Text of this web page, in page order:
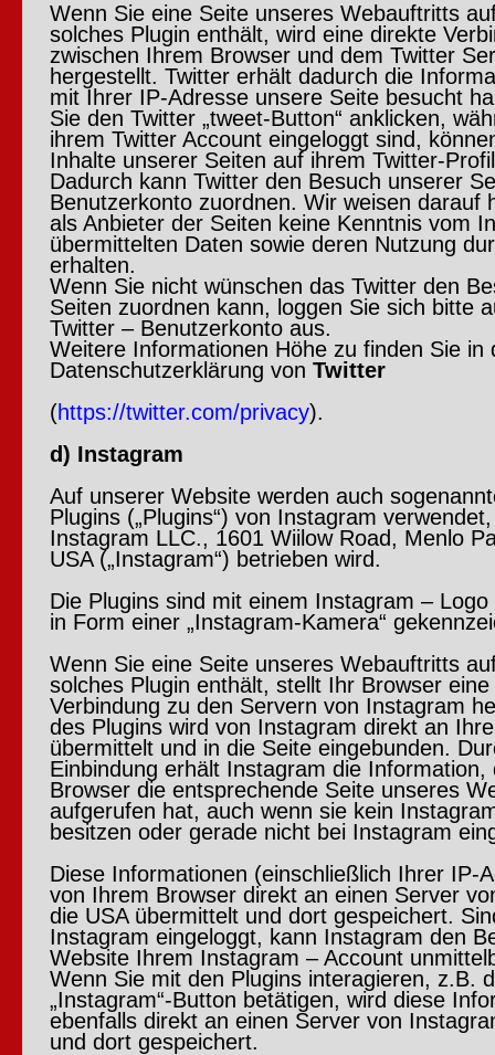
Wenn Sie eine Seite unseres Webauftritts
solches Plugin enthält, wird eine direkte
zwischen Ihrem Browser und dem Twitter
hergestellt. Twitter erhält dadurch die
mit Ihrer IP-Adresse unsere Seite besucht
Sie den Twitter „tweet-Button“ anklicken,
ihrem Twitter Account eingeloggt sind,
Inhalte unserer Seiten auf ihrem Twitter-
Dadurch kann Twitter den Besuch unserer
Benutzerkonto zuordnen. Wir weisen darauf
als Anbieter der Seiten keine Kenntnis vom
übermittelten Daten sowie deren Nutzung
erhalten.
Wenn Sie nicht wünschen das Twitter den
Seiten zuordnen kann, loggen Sie sich bitte
Twitter – Benutzerkonto aus.
Weitere Informationen Höhe zu finden Sie in
Datenschutzerklärung von Twitter
(https://twitter.com/privacy).
d) Instagram
Auf unserer Website werden auch
Plugins („Plugins“) von Instagram
Instagram LLC., 1601 Wiilow Road, Menlo
USA („Instagram“) betrieben wird.
Die Plugins sind mit einem Instagram – Logo
in Form einer „Instagram-Kamera“
Wenn Sie eine Seite unseres Webauftritts
solches Plugin enthält, stellt Ihr Browser
Verbindung zu den Servern von Instagram
des Plugins wird von Instagram direkt an
übermittelt und in die Seite eingebunden.
Einbindung erhält Instagram die Information,
Browser die entsprechende Seite unseres
aufgerufen hat, auch wenn sie kein
besitzen oder gerade nicht bei Instagram
Diese Informationen (einschließlich Ihrer IP-
von Ihrem Browser direkt an einen Server
die USA übermittelt und dort gespeichert.
Instagram eingeloggt, kann Instagram den
Website Ihrem Instagram – Account
Wenn Sie mit den Plugins interagieren, z.B.
„Instagram“-Button betätigen, wird diese
ebenfalls direkt an einen Server von
und dort gespeichert.